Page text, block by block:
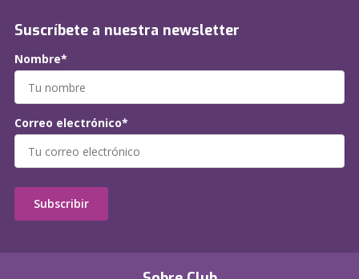
Suscríbete a nuestra newsletter
Nombre*
Correo electrónico*
Subscribir